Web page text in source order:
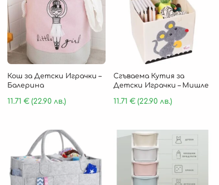
Кош за Детски Играчки –
Балерина
11.71 € (22.90 лв.)
Сгъваема Кутия за
Детски Играчки – Мишле
11.71€ (22.90 лв.)